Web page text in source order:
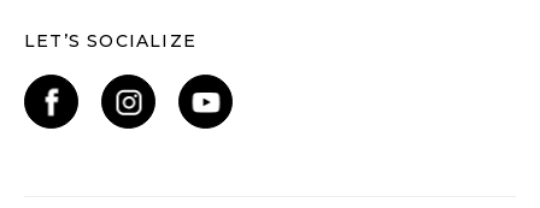
LET’S SOCIALIZE